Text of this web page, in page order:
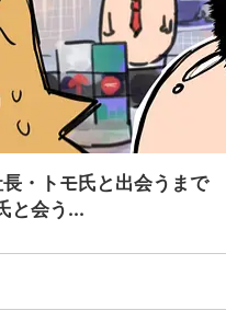
長・トモ氏と出会うまで
と会う...